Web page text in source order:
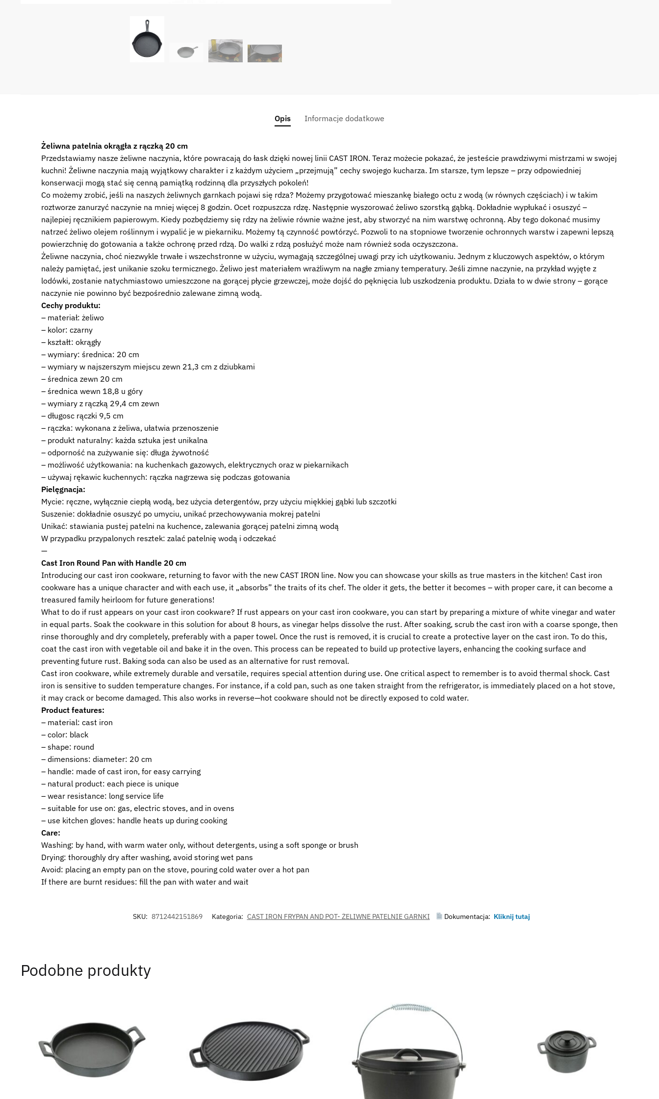
Opis Informacje dodatkowe
Żeliwna patelnia okrągła z rączką 20 cm
Przedstawiamy nasze żeliwne naczynia, które powracają do łask dzięki nowej linii CAST IRON. Teraz możecie pokazać, że jesteście prawdziwymi mistrzami w swojej
kuchni! Żeliwne naczynia mają wyjątkowy charakter i z każdym użyciem „przejmują” cechy swojego kucharza. Im starsze, tym lepsze – przy odpowiedniej
konserwacji mogą stać się cenną pamiątką rodzinną dla przyszłych pokoleń!
Co możemy zrobić, jeśli na naszych żeliwnych garnkach pojawi się rdza? Możemy przygotować mieszankę białego octu z wodą (w równych częściach) i w takim
roztworze zanurzyć naczynie na mniej więcej 8 godzin. Ocet rozpuszcza rdzę. Następnie wyszorować żeliwo szorstką gąbką. Dokładnie wypłukać i osuszyć –
najlepiej ręcznikiem papierowym. Kiedy pozbędziemy się rdzy na żeliwie równie ważne jest, aby stworzyć na nim warstwę ochronną. Aby tego dokonać musimy
natrzeć żeliwo olejem roślinnym i wypalić je w piekarniku. Możemy tą czynność powtórzyć. Pozwoli to na stopniowe tworzenie ochronnych warstw i zapewni lepszą
powierzchnię do gotowania a także ochronę przed rdzą. Do walki z rdzą posłużyć może nam również soda oczyszczona.
Żeliwne naczynia, choć niezwykle trwałe i wszechstronne w użyciu, wymagają szczególnej uwagi przy ich użytkowaniu. Jednym z kluczowych aspektów, o którym
należy pamiętać, jest unikanie szoku termicznego. Żeliwo jest materiałem wrażliwym na nagłe zmiany temperatury. Jeśli zimne naczynie, na przykład wyjęte z
lodówki, zostanie natychmiastowo umieszczone na gorącej płycie grzewczej, może dojść do pęknięcia lub uszkodzenia produktu. Działa to w dwie strony – gorące
naczynie nie powinno być bezpośrednio zalewane zimną wodą.
Cechy produktu:
– materiał: żeliwo
– kolor: czarny
– kształt: okrągły
– wymiary: średnica: 20 cm
– wymiary w najszerszym miejscu zewn 21,3 cm z dziubkami
– średnica zewn 20 cm
– średnica wewn 18,8 u góry
– wymiary z rączką 29,4 cm zewn
– długosc rączki 9,5 cm
– rączka: wykonana z żeliwa, ułatwia przenoszenie
– produkt naturalny: każda sztuka jest unikalna
– odporność na zużywanie się: długa żywotność
– możliwość użytkowania: na kuchenkach gazowych, elektrycznych oraz w piekarnikach
– używaj rękawic kuchennych: rączka nagrzewa się podczas gotowania
Pielęgnacja:
Mycie: ręczne, wyłącznie ciepłą wodą, bez użycia detergentów, przy użyciu miękkiej gąbki lub szczotki
Suszenie: dokładnie osuszyć po umyciu, unikać przechowywania mokrej patelni
Unikać: stawiania pustej patelni na kuchence, zalewania gorącej patelni zimną wodą
W przypadku przypalonych resztek: zalać patelnię wodą i odczekać
—
Cast Iron Round Pan with Handle 20 cm
Introducing our cast iron cookware, returning to favor with the new CAST IRON line. Now you can showcase your skills as true masters in the kitchen! Cast iron
cookware has a unique character and with each use, it „absorbs” the traits of its chef. The older it gets, the better it becomes – with proper care, it can become a
treasured family heirloom for future generations!
What to do if rust appears on your cast iron cookware? If rust appears on your cast iron cookware, you can start by preparing a mixture of white vinegar and water
in equal parts. Soak the cookware in this solution for about 8 hours, as vinegar helps dissolve the rust. After soaking, scrub the cast iron with a coarse sponge, then
rinse thoroughly and dry completely, preferably with a paper towel. Once the rust is removed, it is crucial to create a protective layer on the cast iron. To do this,
coat the cast iron with vegetable oil and bake it in the oven. This process can be repeated to build up protective layers, enhancing the cooking surface and
preventing future rust. Baking soda can also be used as an alternative for rust removal.
Cast iron cookware, while extremely durable and versatile, requires special attention during use. One critical aspect to remember is to avoid thermal shock. Cast
iron is sensitive to sudden temperature changes. For instance, if a cold pan, such as one taken straight from the refrigerator, is immediately placed on a hot stove,
it may crack or become damaged. This also works in reverse—hot cookware should not be directly exposed to cold water.
Product features:
– material: cast iron
– color: black
– shape: round
– dimensions: diameter: 20 cm
– handle: made of cast iron, for easy carrying
– natural product: each piece is unique
– wear resistance: long service life
– suitable for use on: gas, electric stoves, and in ovens
– use kitchen gloves: handle heats up during cooking
Care:
Washing: by hand, with warm water only, without detergents, using a soft sponge or brush
Drying: thoroughly dry after washing, avoid storing wet pans
Avoid: placing an empty pan on the stove, pouring cold water over a hot pan
If there are burnt residues: fill the pan with water and wait
SKU: 8712442151869 Kategoria: CAST IRON FRYPAN AND POT- ŻELIWNE PATELNIE GARNKI Dokumentacja: Kliknij tutaj
Podobne produkty